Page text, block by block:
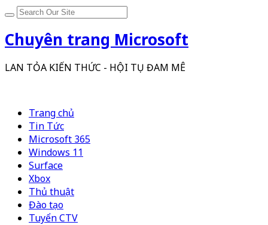
Chuyên trang Microsoft
LAN TỎA KIẾN THỨC - HỘI TỤ ĐAM MÊ
Trang chủ
Tin Tức
Microsoft 365
Windows 11
Surface
Xbox
Thủ thuật
Đào tạo
Tuyển CTV